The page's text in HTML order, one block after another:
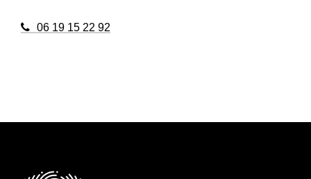
06 19 15 22 92